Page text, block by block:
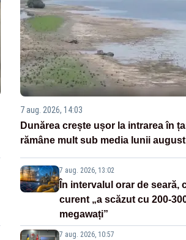
7 aug. 2026, 14:03
Dunărea crește ușor la intrarea în
rămâne mult sub media lunii august
7 aug. 2026, 13:02
În intervalul orar de seară,
curent „a scăzut cu 200-
megawați”
7 aug. 2026, 10:57